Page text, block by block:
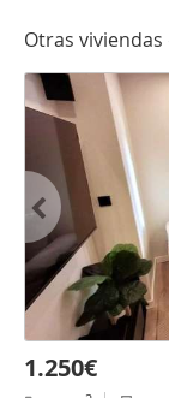
Otras
1.250€